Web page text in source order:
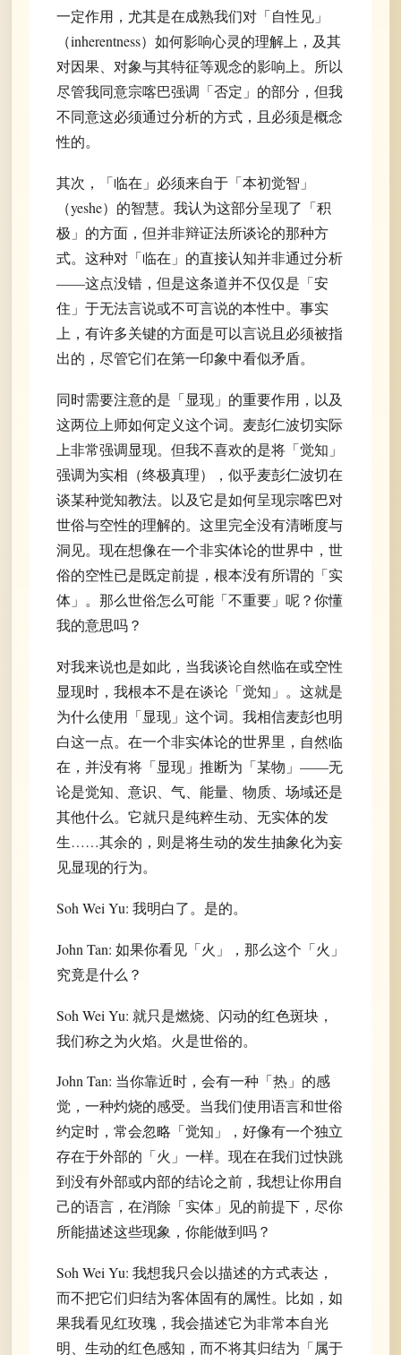
一定作用，尤其是在成熟我们对「自性见」
（inherentness）如何影响心灵的理解上，及其
对因果、对象与其特征等观念的影响上。所以
尽管我同意宗喀巴强调「否定」的部分，但我
不同意这必须通过分析的方式，且必须是概念
性的。
其次，「临在」必须来自于「本初觉智」
（yeshe）的智慧。我认为这部分呈现了「积
极」的方面，但并非辩证法所谈论的那种方
式。这种对「临在」的直接认知并非通过分析
——这点没错，但是这条道并不仅仅是「安
住」于无法言说或不可言说的本性中。事实
上，有许多关键的方面是可以言说且必须被指
出的，尽管它们在第一印象中看似矛盾。
同时需要注意的是「显现」的重要作用，以及
这两位上师如何定义这个词。麦彭仁波切实际
上非常强调显现。但我不喜欢的是将「觉知」
强调为实相（终极真理），似乎麦彭仁波切在
谈某种觉知教法。以及它是如何呈现宗喀巴对
世俗与空性的理解的。这里完全没有清晰度与
洞见。现在想像在一个非实体论的世界中，世
俗的空性已是既定前提，根本没有所谓的「实
体」。那么世俗怎么可能「不重要」呢？你懂
我的意思吗？
对我来说也是如此，当我谈论自然临在或空性
显现时，我根本不是在谈论「觉知」。这就是
为什么使用「显现」这个词。我相信麦彭也明
白这一点。在一个非实体论的世界里，自然临
在，并没有将「显现」推断为「某物」——无
论是觉知、意识、气、能量、物质、场域还是
其他什么。它就只是纯粹生动、无实体的发
生……其余的，则是将生动的发生抽象化为妄
见显现的行为。
Soh Wei Yu: 我明白了。是的。
John Tan: 如果你看见「火」，那么这个「火」
究竟是什么？
Soh Wei Yu: 就只是燃烧、闪动的红色斑块，
我们称之为火焰。火是世俗的。
John Tan: 当你靠近时，会有一种「热」的感
觉，一种灼烧的感受。当我们使用语言和世俗
约定时，常会忽略「觉知」，好像有一个独立
存在于外部的「火」一样。现在在我们过快跳
到没有外部或内部的结论之前，我想让你用自
己的语言，在消除「实体」见的前提下，尽你
所能描述这些现象，你能做到吗？
Soh Wei Yu: 我想我只会以描述的方式表达，
而不把它们归结为客体固有的属性。比如，如
果我看见红玫瑰，我会描述它为非常本自光
明、生动的红色感知，而不将其归结为「属于